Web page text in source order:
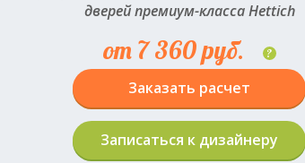
дверей премиум-класса Hettich
от 7 360 руб. ?
Заказать расчет
Записаться к дизайнеру